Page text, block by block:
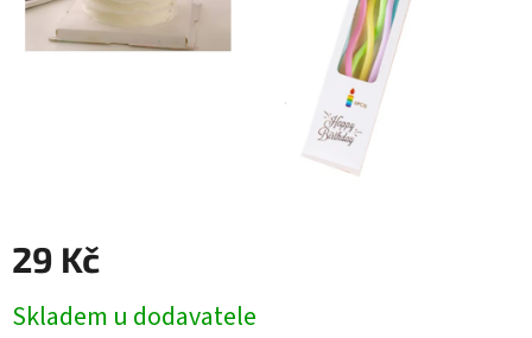
29 Kč
cena:
Skladem u dodavatele